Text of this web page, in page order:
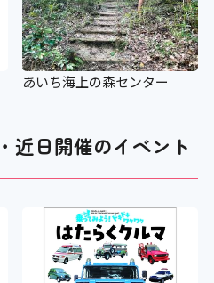
あいち海上の森センター
近日開催のイベント